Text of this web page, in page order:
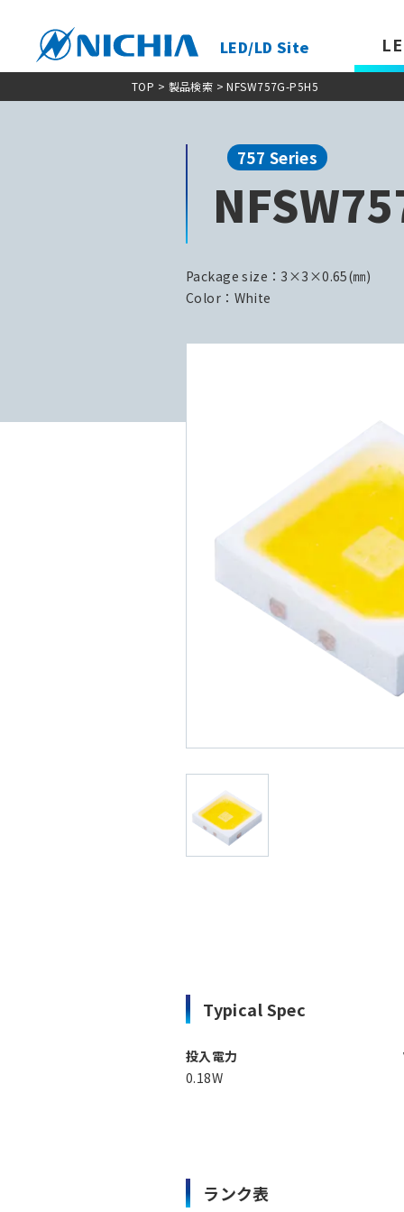
LED/LD Site
TOP > 製品検索 > NFSW757G-P5H5
757 Series
Package size：3×3×0.65(㎜)
Color：White
Typical Spec
投入電力
0.18W
ランク表